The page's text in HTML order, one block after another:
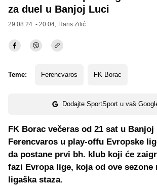
za duel u Banjoj Luci
29.08.24. - 20:04, Haris Zilić
Teme: Ferencvaros FK Borac
Dodajte SportSport u vaš
FK Borac večeras od 21 sat u
Ferencvaros u play-offu Evropske
da postane prvi bh. klub koji će
fazi Evropa lige, koja od ove sezone
ligaška staza.